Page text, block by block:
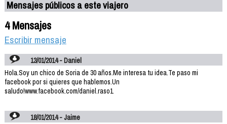
Mensajes públicos a este viajero
4 Mensajes
Escribir mensaje
13/01/2014 - Daniel
Hola.Soy un chico de Soria de 30 años.Me interesa tu idea.Te paso mi
facebook por si quieres que hablemos.Un
saludo!www.facebook.com/daniel.raso1
18/01/2014 - Jaime